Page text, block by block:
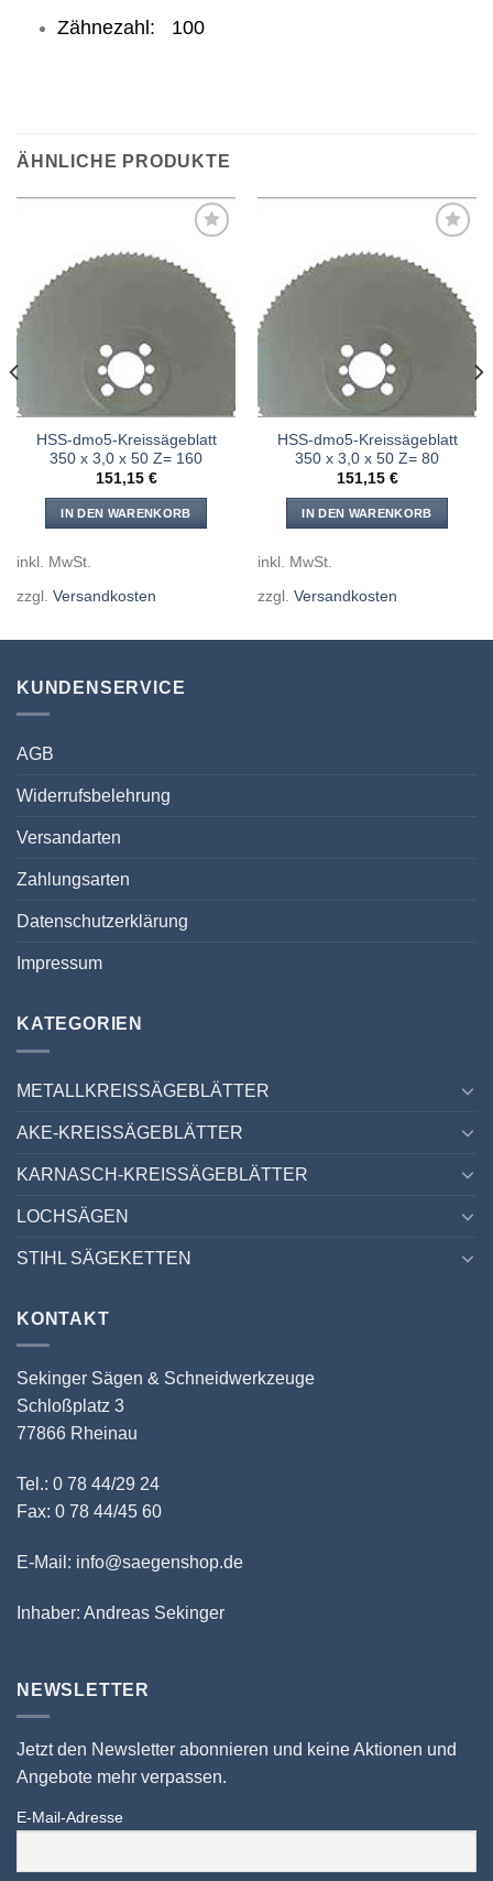
Zähnezahl: 100
ÄHNLICHE PRODUKTE
Meine
HSS-dmo5-Kreissägeblatt
350 x 3,0 x 50 Z= 160
151,15 €
IN DEN WARENKORB
inkl. MwSt.
zzgl. Versandkosten
Meine
HSS-dmo5-Kreissägeblatt
350 x 3,0 x 50 Z= 80
151,15 €
IN DEN WARENKORB
inkl. MwSt.
zzgl. Versandkosten
KUNDENSERVICE
AGB
Widerrufsbelehrung
Versandarten
Zahlungsarten
Datenschutzerklärung
Impressum
KATEGORIEN
METALLKREISSÄGEBLÄTTER
AKE-KREISSÄGEBLÄTTER
KARNASCH-KREISSÄGEBLÄTTER
LOCHSÄGEN
STIHL SÄGEKETTEN
KONTAKT
Sekinger Sägen & Schneidwerkzeuge
Schloßplatz 3
77866 Rheinau
Tel.: 0 78 44/29 24
Fax: 0 78 44/45 60
E-Mail: info@saegenshop.de
Inhaber: Andreas Sekinger
NEWSLETTER
Jetzt den Newsletter abonnieren und keine Aktionen und
Angebote mehr verpassen.
E-Mail-Adresse